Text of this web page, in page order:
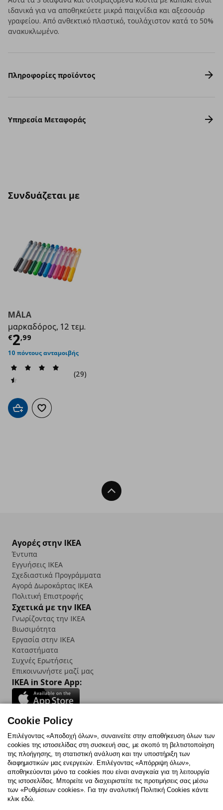
ιδανικά για να αποθηκεύετε μικρά παιχνίδια και αξεσουάρ
γραφείου. Από ανθεκτικό πλαστικό, τουλάχιστον κατά το 50%
ανακυκλωμένο.
Πληροφορίες προϊόντος
Υπηρεσία Μεταφοράς
Συνδυάζεται με
MÅLA
μαρκαδόρος, 12 τεμ.
€2,99
Τρέχουσα τιμή
10 πόντους ανταμοιβής
(29)
Προσθήκη στο καλάθι
Προσθήκη στα αγαπημένα
Back To Top
Αγορές στην IKEA
Έντυπα
Εγγυήσεις IKEA
Σχεδιαστικά Προγράμματα
Αγορά Δωρoκάρτας IKEA
Πολιτική Επιστροφής
Σχετικά με την IKEA
Γνωρίζοντας την IKEA
Βιωσιμότητα
Εργασία στην IKEA
Καταστήματα
Συχνές Ερωτήσεις
Επικοινωνήστε μαζί μας
IKEA in Store App:
Follow us:
FacebookInstagram
TikTokYoutubePinterestTwitter
Cookie Policy
Επιλέγοντας «Αποδοχή όλων», συναινείτε στην αποθήκευση όλων των
cookies της ιστοσελίδας στη συσκευή σας, με σκοπό τη βελτιστοποίηση
της πλοήγησης, τη στατιστική ανάλυση και την υποστήριξη των
διαφημιστικών μας ενεργειών. Επιλέγοντας «Απόρριψη όλων»,
αποθηκεύονται μόνο τα cookies που είναι αναγκαία για τη λειτουργία
της ιστοσελίδας. Μπορείτε να διαχειριστείτε τις προτιμήσεις σας μέσω
των «Ρυθμίσεων cookies». Για την αναλυτική Πολιτική Cookies κάντε
κλικ εδώ.